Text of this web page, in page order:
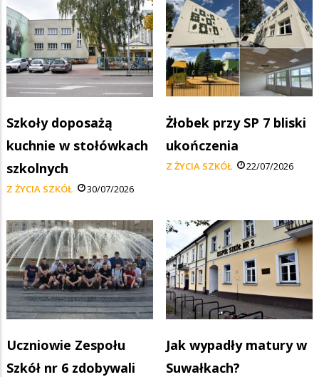
Szkoły doposażą
kuchnie w stołówkach
szkolnych
Z ŻYCIA SZKÓŁ 30/07/2026
Żłobek przy SP 7 bliski
ukończenia
Z ŻYCIA SZKÓŁ 22/07/2026
Uczniowie Zespołu
Szkół nr 6 zdobywali
Jak wypadły matury w
Suwałkach?